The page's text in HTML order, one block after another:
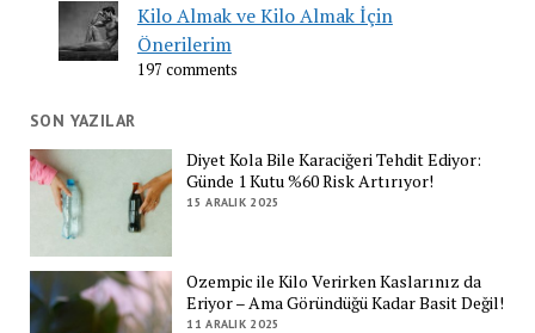
Kilo Almak ve Kilo Almak İçin
Önerilerim
197 comments
SON YAZILAR
Diyet Kola Bile Karaciğeri Tehdit Ediyor:
Günde 1 Kutu %60 Risk Artırıyor!
15 ARALIK 2025
Ozempic ile Kilo Verirken Kaslarınız da
Eriyor – Ama Göründüğü Kadar Basit Değil!
11 ARALIK 2025